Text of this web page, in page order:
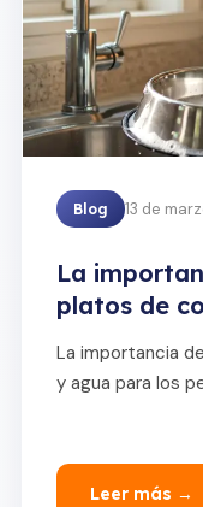
Blog 13 de
La
platos de
perros y
La importancia
y agua para los
Leer más →